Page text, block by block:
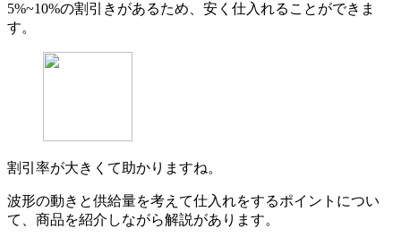
5%~10%の割引きがあるため、安く仕入れることができま
す。
割引率が大きくて助かりますね。
波形の動きと供給量を考えて仕入れをするポイントについ
て、商品を紹介しながら解説があります。